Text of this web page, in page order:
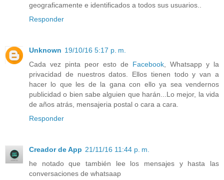
geograficamente e identificados a todos sus usuarios..
Responder
Unknown 19/10/16 5:17 p. m.
Cada vez pinta peor esto de Facebook , Whatsapp y la
privacidad de nuestros datos. Ellos tienen todo y van a
hacer lo que les de la gana con ello ya sea vendernos
publicidad o bien sabe alguien que harán...Lo mejor, la vida
de años atrás, mensajeria postal o cara a cara.
Responder
Creador de App 21/11/16 11:44 p. m.
he notado que también lee los mensajes y hasta las
conversaciones de whatsaap